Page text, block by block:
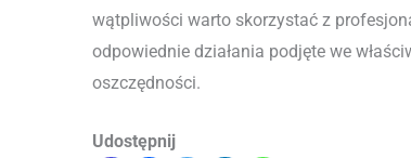
wątpliwości warto skorzystać z
odpowiednie działania podjęte we
oszczędności.
Udostępnij